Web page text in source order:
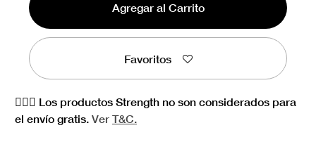
Agregar al Carrito
Favoritos
🏋🏻‍♀️ Los productos Strength no son considerados para
el envío gratis. Ver T&C.